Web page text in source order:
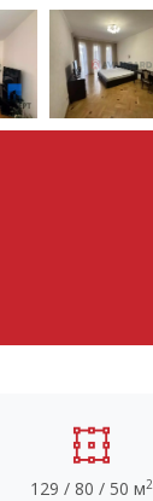
129 / 80 / 50 м2